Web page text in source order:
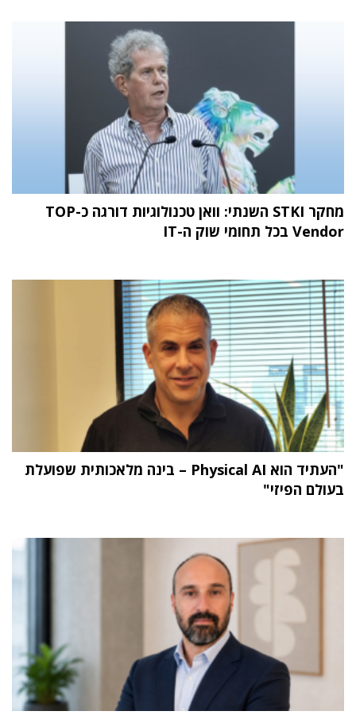
מחקר STKI השנתי: וואן טכנולוגיות דורגה כ-TOP
Vendor בכל תחומי שוק ה-IT
"העתיד הוא Physical AI – בינה מלאכותית שפועלת
בעולם הפיזי"